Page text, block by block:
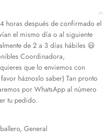
horas después de confirmado el
el mismo día o al siguiente
de 2 a 3 días hábiles 😃
Coordinadora,
que lo enviemos con
háznoslo saber) Tan pronto
por WhatsApp al número
tu pedido.
, General